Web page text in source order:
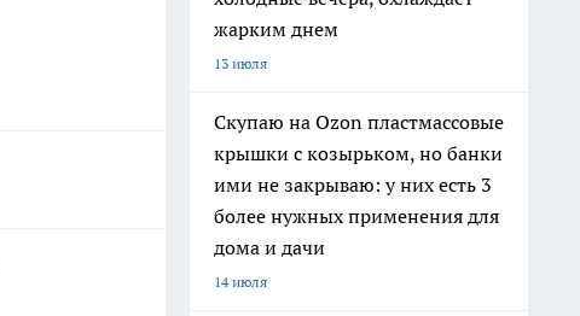
жарким днем
13 июля
Скупаю на Ozon пластмассовые
крышки с козырьком, но банки
ими не закрываю: у них есть 3
более нужных применения для
дома и дачи
14 июля